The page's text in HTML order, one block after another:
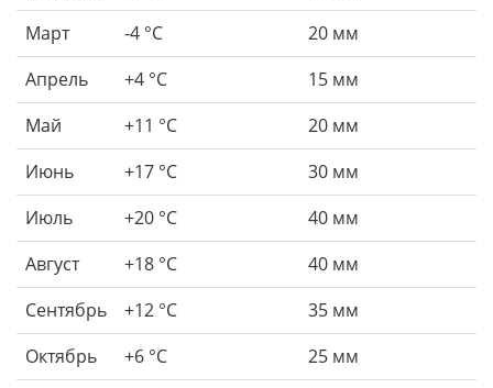
Март
-4 °C
20 мм
Апрель
+4 °C
15 мм
Май
+11 °C
20 мм
Июнь
+17 °C
30 мм
Июль
+20 °C
40 мм
Август
+18 °C
40 мм
Сентябрь
+12 °C
35 мм
Октябрь
+6 °C
25 мм